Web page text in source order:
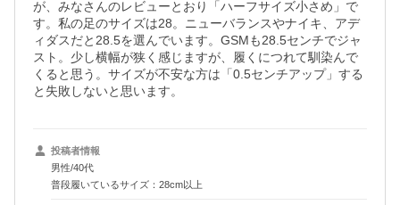
が、みなさんのレビューとおり「ハーフサイズ小さめ」で
す。私の足のサイズは28。ニューバランスやナイキ、アデ
ィダスだと28.5を選んでいます。GSMも28.5センチでジャ
スト。少し横幅が狭く感じますが、履くにつれて馴染んで
くると思う。サイズが不安な方は「0.5センチアップ」する
と失敗しないと思います。
投稿者情報
男性/40代
普段履いているサイズ：28cm以上